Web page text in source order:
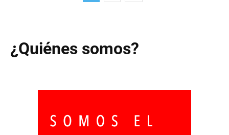
¿Quiénes somos?